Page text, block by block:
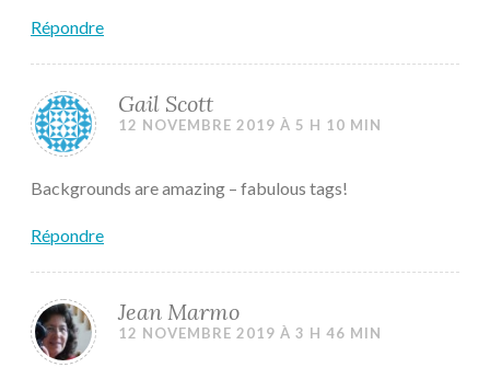
Répondre
Gail Scott
12 NOVEMBRE 2019 À 5 H 10 MIN
Backgrounds are amazing – fabulous tags!
Répondre
Jean Marmo
12 NOVEMBRE 2019 À 3 H 46 MIN